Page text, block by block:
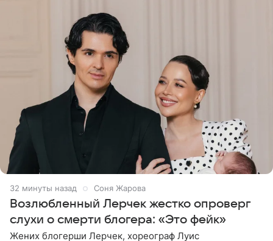
32 минуты назад Соня Жарова
Возлюбленный Лерчек жестко опроверг
слухи о смерти блогера: «Это фейк»
Жених блогерши Лерчек, хореограф Луис